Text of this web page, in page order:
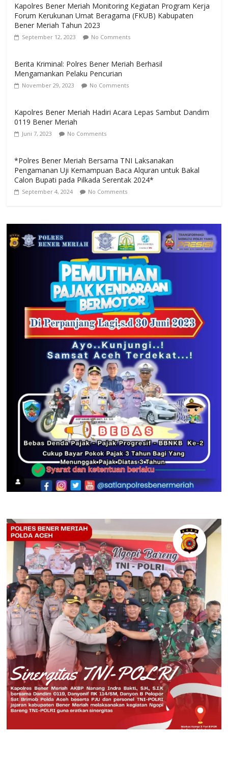
Kapolres Bener Meriah Monitoring Kegiatan Program Kerja
Forum Kerukunan Umat Beragama (FKUB) Kabupaten
Bener Meriah Tahun 2023
September 12, 2023 No Comments
Berita Kriminal: Polres Bener Meriah Berhasil
Mengamankan Pelaku Pencurian
November 29, 2023 No Comments
Kapolres Bener Meriah Hadiri Acara Lepas Sambut Dandim
0119 Bener Meriah
Juni 7, 2023 No Comments
*Polres Bener Meriah Bersama TNI Laksanakan
Pengamanan Uji Kemampuan Baca Alquran untuk Bakal
Calon Bupati pada Pilkada Serentak 2024*
September 4, 2024 No Comments